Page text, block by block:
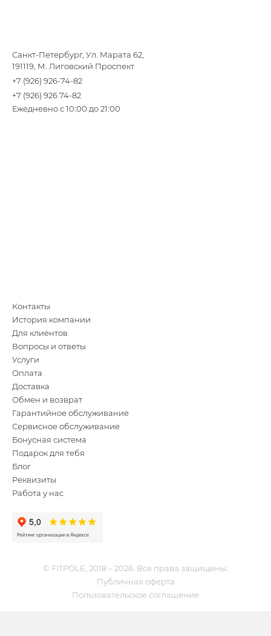
Санкт-Петербург, Ул. Марата 62,
191119, М. Лиговский Проспект
+7 (926) 926-74-82
+7 (926) 926 74-82
Ежедневно с 10:00 до 21:00
Контакты
История компании
Для клиентов
Вопросы и ответы
Услуги
Оплата
Доставка
Обмен и возврат
Гарантийное обслуживание
Сервисное обслуживание
Бонусная система
Подарок для тебя
Блог
Реквизиты
Работа у нас
© FITPOLE, 2018 – 2026. Все права защищены.
Публичная оферта
Пользовательское соглашение